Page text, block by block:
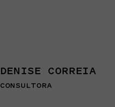
DENISE CORREIA
CONSULTORA